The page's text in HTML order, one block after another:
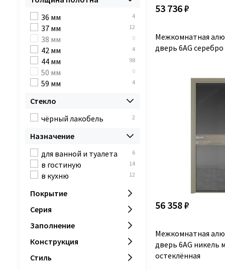
53 736 ₽
Межкомнатная
дверь 6AG
56 358 ₽
Межкомнатная
дверь 6AG никель
остеклённая
серебро
серый
серый дуб
чёрный матовый RAL
9005
чёрный матовый
RAL9005
шампань
ясень перламутровый 0
ясень серебристый
ясень тёмный 0
36 мм
4
37 мм 12
38 мм 0
42 мм 4
44 мм 98
50 мм 0
59 мм 4
Стекло
чёрный лакобель
2
Назначение
для ванной и туалета
6
в гостиную 14
в кухню 12
Покрытие
Серия
Заполнение
Конструкция
Стиль